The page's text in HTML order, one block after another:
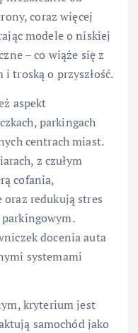
coraz więcej
modele o niskiej
– co wiąże się z
troską o przyszłość.
aspekt
parkingach
centrach miast.
z czułym
cofania,
redukują stres
docenia auta
systemami
kryterium jest
samochód jako